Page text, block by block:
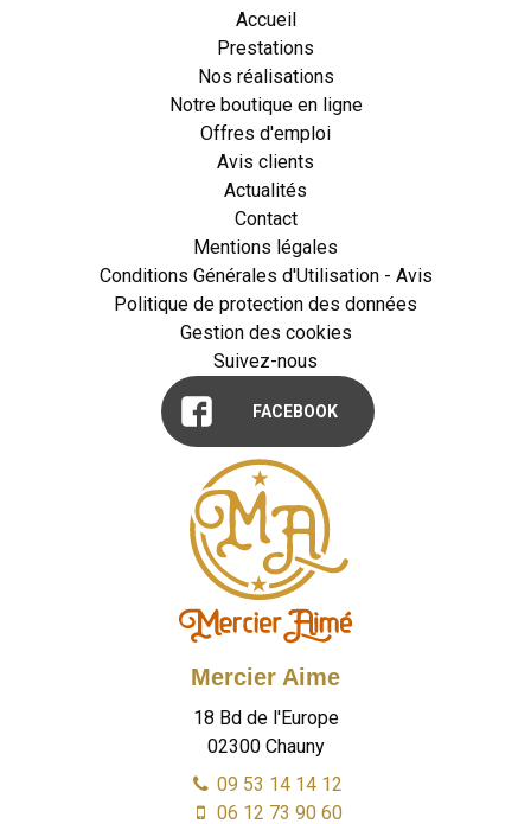
Accueil
Prestations
Nos réalisations
Notre boutique en ligne
Offres d'emploi
Avis clients
Actualités
Contact
Mentions légales
Conditions Générales d'Utilisation - Avis
Politique de protection des données
Gestion des cookies
Suivez-nous
FACEBOOK
Mercier Aime
18 Bd de l'Europe
02300 Chauny
09 53 14 14 12
06 12 73 90 60